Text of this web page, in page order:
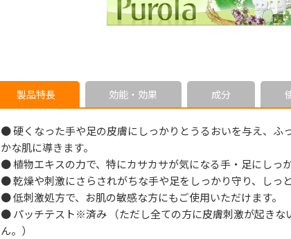
製品特長 効能・効果 成分
● 硬くなった手や足の皮膚にしっかりとうるおいを与え、ふ
かな肌に導きます。
● 植物エキスの力で、特にカサカサが気になる手・足にしっ
● 乾燥や刺激にさらされがちな手や足をしっかり守り、しっ
● 低刺激処方で、お肌の敏感な方にもご使用いただけます。
● パッチテスト※済み （ただし全ての方に皮膚刺激が起きな
ん。）